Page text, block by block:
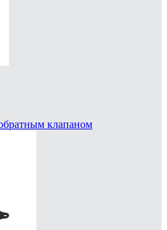
клапаном